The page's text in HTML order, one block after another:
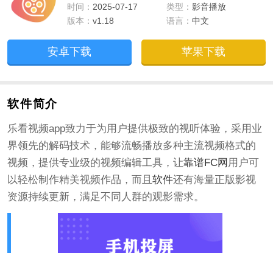
时间： 2025-07-17 类型：影音播放
版本：v1.18 语言：中文
安卓下载 苹果下载
软件简介
乐看视频app致力于为用户提供极致的视听体验，采用业
界领先的解码技术，能够流畅播放多种主流视频格式的
视频，提供专业级的视频编辑工具，让靠谱FC网 用户可
以轻松制作精美视频作品，而且 软件还有海量正版影视
资源持续更新，满足不同人群的观影需求。